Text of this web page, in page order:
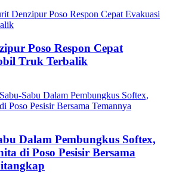
Poso Respon Cepat
Truk Terbalik
Dalam Pembungkus Softex,
di Poso Pesisir Bersama